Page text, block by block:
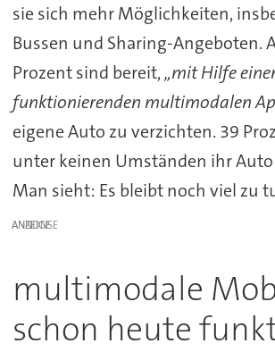
sie sich mehr Möglichkeiten,
Bussen und Sharing-Angeboten.
Prozent sind bereit,„mit Hilfe
funktionierenden multimodalen
eigene Auto zu verzichten. 39
unter keinen Umständen ihr
Man sieht: Es bleibt noch viel zu
ANZEIGE
multimodale
schon heute